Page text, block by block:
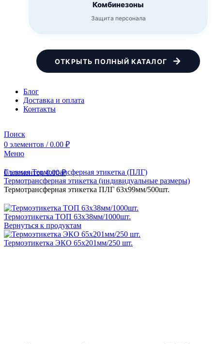
Комбинезоны
Защита персонала
ОТКРЫТЬ ПОЛНЫЙ КАТАЛОГ
Блог
Доставка и оплата
Контакты
Поиск
0 элементов / 0.00 ₽
Меню
0элементов 0.00₽
ГлавнаяТермотрансферная этикетка (ПЛГ)
Термотрансферная этикетка (индивидуальные размеры)
Термотрансферная этикетка ПЛГ 63х99мм/500шт.
Термоэтикетка ТОП 63х38мм/1000шт.
Вернуться к продуктам
Термоэтикетка ЭКО 65х201мм/250 шт.